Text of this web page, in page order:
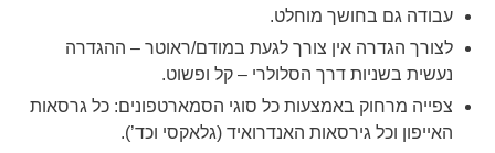
עבודה גם בחושך מוחלט.
לצורך הגדרה אין צורך לגעת במודם/ראוטר – ההגדרה
נעשית בשניות דרך הסלולרי – קל ופשוט.
צפייה מרחוק באמצעות כל סוגי הסמארטפונים: כל גרסאות
האייפון וכל גירסאות האנדרואיד (גלאקסי וכד’).